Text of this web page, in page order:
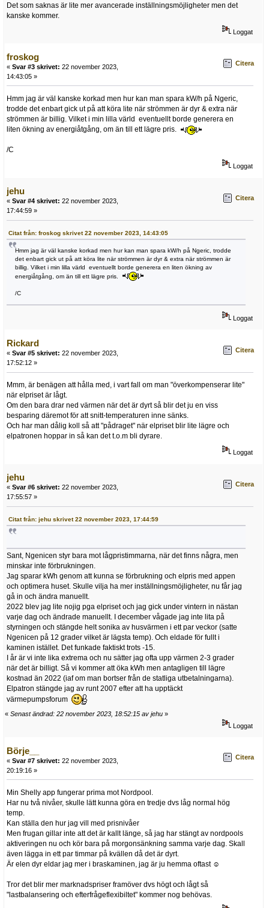
Det som saknas är lite mer avancerade inställningsmöjligheter men det
kanske kommer.
Loggat
froskog
« Svar #3 skrivet: 22 november 2023,
14:43:05 »
Citera
Hmm jag är väl kanske korkad men hur kan man spara kW/h på Ngeric,
trodde det enbart gick ut på att köra lite när strömmen är dyr & extra när
strömmen är billig. Vilket i min lilla värld eventuellt borde generera en
liten ökning av energiåtgång, om än till ett lägre pris.
/C
Loggat
jehu
« Svar #4 skrivet: 22 november 2023,
17:44:59 »
Citera
Citat från: froskog skrivet 22 november 2023, 14:43:05
Hmm jag är väl kanske korkad men hur kan man spara kW/h på Ngeric, trodde
det enbart gick ut på att köra lite när strömmen är dyr & extra när strömmen är
billig. Vilket i min lilla värld eventuellt borde generera en liten ökning av
energiåtgång, om än till ett lägre pris.
/C
Loggat
Rickard
« Svar #5 skrivet: 22 november 2023,
17:52:12 »
Citera
Mmm, är benägen att hålla med, i vart fall om man "överkompenserar lite"
när elpriset är lågt.
Om den bara drar ned värmen när det är dyrt så blir det ju en viss
besparing däremot för att snitt-temperaturen inne sänks.
Och har man dålig koll så att "pådraget" när elpriset blir lite lägre och
elpatronen hoppar in så kan det t.o.m bli dyrare.
Loggat
jehu
« Svar #6 skrivet: 22 november 2023,
17:55:57 »
Citera
Citat från: jehu skrivet 22 november 2023, 17:44:59
Sant, Ngenicen styr bara mot lågpristimmarna, när det finns några, men
minskar inte förbrukningen.
Jag sparar kWh genom att kunna se förbrukning och elpris med appen
och optimera huset. Skulle vilja ha mer inställningsmöjligheter, nu får jag
gå in och ändra manuellt.
2022 blev jag lite nojig pga elpriset och jag gick under vintern in nästan
varje dag och ändrade manuellt. I december vågade jag inte lita på
styrningen och stängde helt sonika av husvärmen i ett par veckor (satte
Ngenicen på 12 grader vilket är lägsta temp). Och eldade för fullt i
kaminen istället. Det funkade faktiskt trots -15.
I år är vi inte lika extrema och nu sätter jag ofta upp värmen 2-3 grader
när det är billigt. Så vi kommer att öka kWh men antagligen till lägre
kostnad än 2022 (iaf om man bortser från de statliga utbetalningarna).
Elpatron stängde jag av runt 2007 efter att ha upptäckt
värmepumpsforum
« Senast ändrad: 22 november 2023, 18:52:15 av jehu »
Loggat
Börje__
« Svar #7 skrivet: 22 november 2023,
20:19:16 »
Citera
Min Shelly app fungerar prima mot Nordpool.
Har nu två nivåer, skulle lätt kunna göra en tredje dvs låg normal hög
temp.
Kan ställa den hur jag vill med prisnivåer
Men frugan gillar inte att det är kallt länge, så jag har stängt av nordpools
aktiveringen nu och kör bara på morgonsänkning samma varje dag. Skall
även lägga in ett par timmar på kvällen då det är dyrt.
Är elen dyr eldar jag mer i braskaminen, jag är ju hemma oftast ☺️
Tror det blir mer marknadspriser framöver dvs högt och lågt så
"lastbalansering och efterfrågeflexibiltet" kommer nog behövas.